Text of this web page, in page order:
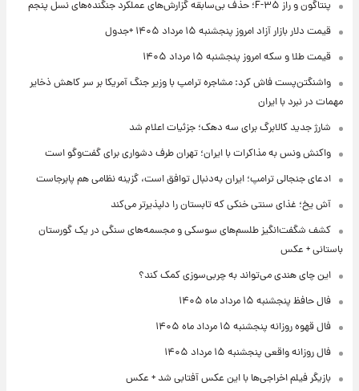
پنتاگون و راز F-۳۵؛ حذف بی‌سابقه گزارش‌های عملکرد جنگنده‌های نسل پنجم
قیمت دلار بازار آزاد امروز پنجشنبه ۱۵ مرداد ۱۴۰۵ +جدول
قیمت طلا و سکه امروز پنجشنبه ۱۵ مرداد ۱۴۰۵
واشنگتن‌پست فاش کرد: مشاجره ترامپ با وزیر جنگ آمریکا بر سر کاهش ذخایر
مهمات در نبرد با ایران
شارژ جدید کالابرگ برای سه دهک؛ جزئیات اعلام شد
واکنش ونس به مذاکرات با ایران؛ تهران طرف دشواری برای گفت‌وگو است
ادعای جنجالی ترامپ؛ ایران به‌دنبال توافق است، گزینه نظامی هم پابرجاست
آش یخ؛ غذای سنتی خنکی که تابستان را دلپذیرتر می‌کند
کشف شگفت‌انگیز طلسم‌های سوسکی و مجسمه‌های سنگی در یک گورستان
باستانی + عکس
این چای هندی می‌تواند به چربی‌سوزی کمک کند؟
فال حافظ پنجشنبه ۱۵ مرداد ماه ۱۴۰۵
فال قهوه روزانه پنجشنبه ۱۵ مرداد ماه ۱۴۰۵
فال روزانه واقعی پنجشنبه ۱۵ مرداد ۱۴۰۵
بازیگر فیلم اخراجی‌ها با این عکس آفتابی شد + عکس